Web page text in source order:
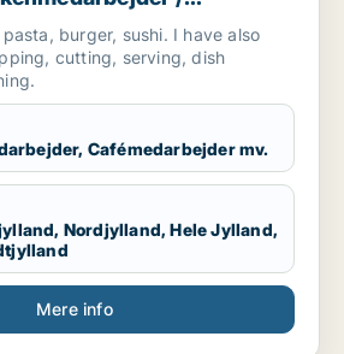
/ hotelmedarbejder
burger, sushi. I have also
cutting, serving, dish
Cafémedarbejder mv.
Nordjylland, Hele Jylland,
Mere info